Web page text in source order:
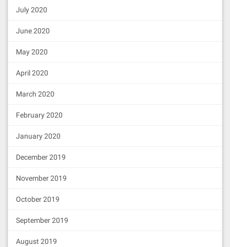
July 2020
June 2020
May 2020
April 2020
March 2020
February 2020
January 2020
December 2019
November 2019
October 2019
September 2019
August 2019